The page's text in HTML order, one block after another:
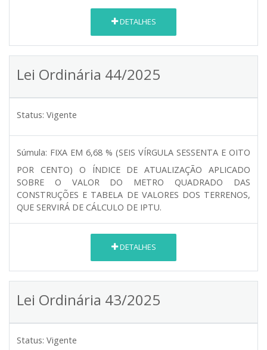
DETALHES
Lei Ordinária 44/2025
Status: Vigente
Súmula: FIXA EM 6,68 % (SEIS VÍRGULA SESSENTA E OITO
POR CENTO) O ÍNDICE DE ATUALIZAÇÃO APLICADO
SOBRE O VALOR DO METRO QUADRADO DAS
CONSTRUÇÕES E TABELA DE VALORES DOS TERRENOS,
QUE SERVIRÁ DE CÁLCULO DE IPTU.
DETALHES
Lei Ordinária 43/2025
Status: Vigente